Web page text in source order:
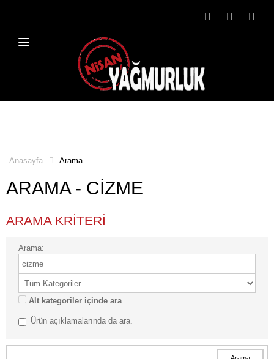
Anasayfa Arama
ARAMA - CIZME
ARAMA KRITERI
Arama:
Alt kategoriler içinde ara
Ürün açıklamalarında da ara.